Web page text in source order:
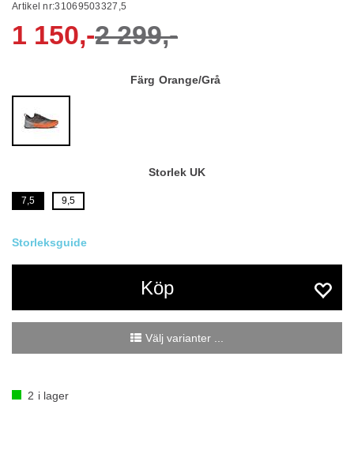
Artikel nr:31069503327,5
1 150,-2 299,-
Färg Orange/Grå
Storlek UK
7,5 9,5
Köp
Välj varianter ...
2 i lager